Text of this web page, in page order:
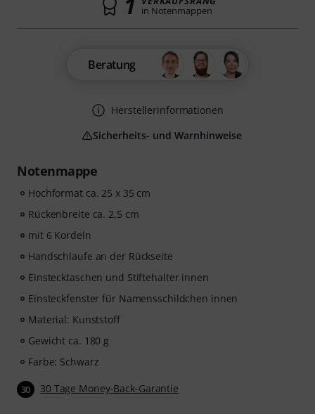
Notenmappe
Hochformat ca. 25 x 35 cm
Rückenbreite ca. 2,5 cm
mit 6 Kordeln
Handschlaufe an der Rückseite
Einstecktaschen und Stiftehalter innen
Einsteckfenster für Namensschildchen innen
Material: Kunststoff
Gewicht ca. 180 g
Farbe: Schwarz
30 30 Tage Money-Back-Garantie
in Notenmappen
Beratung
Herstellerinformationen
Sicherheits- und Warnhinweise